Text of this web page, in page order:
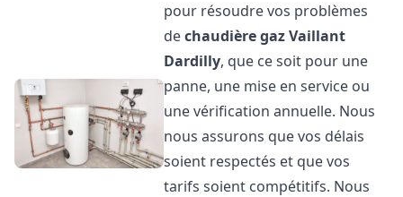
pour résoudre vos problèmes
dechaudière gaz Vaillant
Dardilly, que ce soit pour une
panne, une mise en service ou
une vérification annuelle. Nous
nous assurons que vos délais
soient respectés et que vos
tarifs soient compétitifs. Nous